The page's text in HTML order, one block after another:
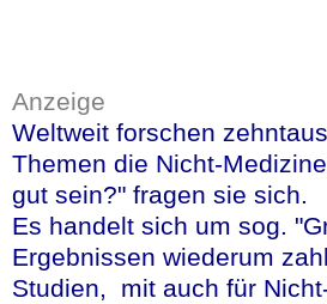
Anzeige
Weltweit forschen
Themen die Nicht-
gut sein?" fragen sie sich.
Es handelt sich um sog.
Ergebnissen wiederum
Studien, mit auch für